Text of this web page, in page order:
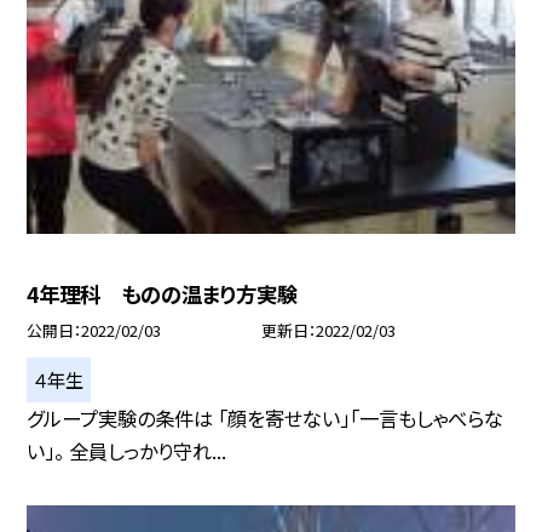
4年理科 ものの温まり方実験
公開日 2022/02/03 更新日 2022/02/03
４年生
グループ実験の条件は 「顔を寄せない」「一言もしゃべらな
い」。 全員しっかり守れ...